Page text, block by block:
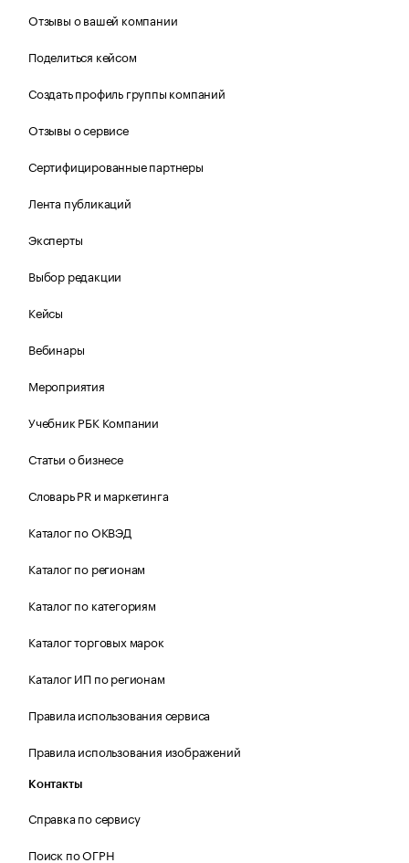
Отзывы о вашей компании
Поделиться кейсом
Создать профиль группы компаний
Отзывы о сервисе
Сертифицированные партнеры
Лента публикаций
Эксперты
Выбор редакции
Кейсы
Вебинары
Мероприятия
Учебник РБК Компании
Статьи о бизнесе
Словарь PR и маркетинга
Каталог по ОКВЭД
Каталог по регионам
Каталог по категориям
Каталог торговых марок
Каталог ИП по регионам
Правила использования сервиса
Правила использования изображений
Контакты
Справка по сервису
Поиск по ОГРН